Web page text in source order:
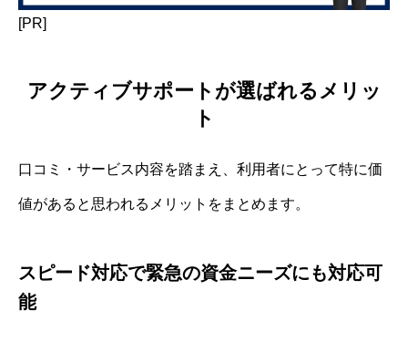
[PR]
アクティブサポートが選ばれるメリッ
ト
口コミ・サービス内容を踏まえ、利用者にとって特に価
値があると思われるメリットをまとめます。
スピード対応で緊急の資金ニーズにも対応可
能